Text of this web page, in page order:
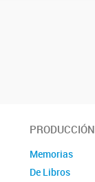
PRODUCCIÓN
Memorias
De Libros